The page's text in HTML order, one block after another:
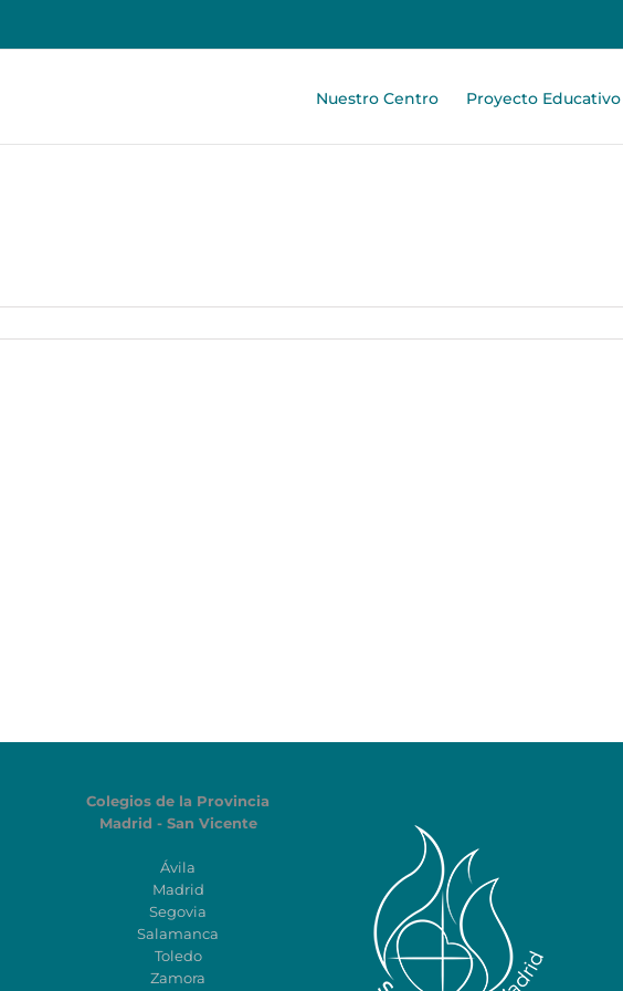
Nuestro Centro Proyecto Educativo
Colegios de la Provincia
Madrid - San Vicente
Ávila
Madrid
Segovia
Salamanca
Toledo
Zamora